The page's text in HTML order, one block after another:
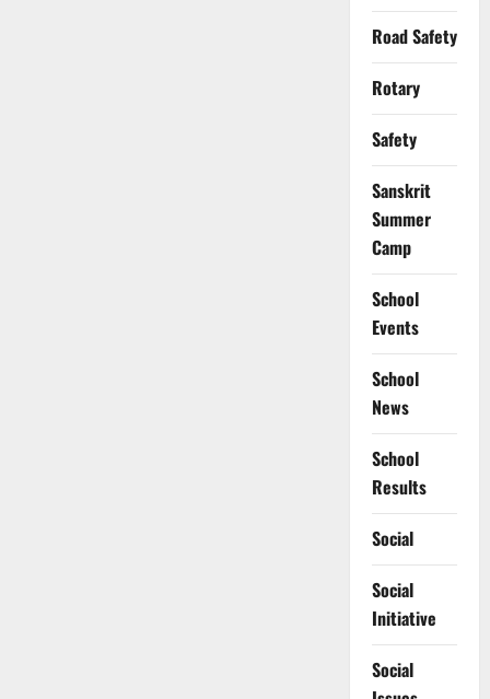
Road Safety
Rotary
Safety
Sanskrit
Summer
Camp
School
Events
School
News
School
Results
Social
Social
Initiative
Social